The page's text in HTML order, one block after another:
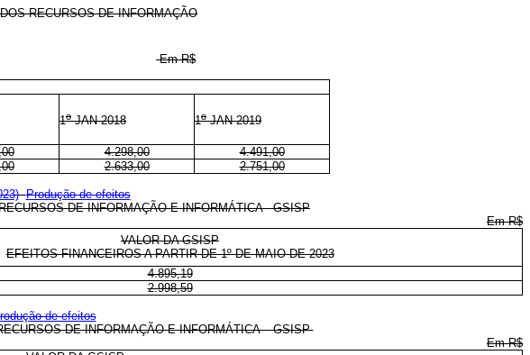
RECURSOS DE INFORMAÇÃO
Em R$
1oJAN 2018 1oJAN 2019
4.298,00
4.491,00
2.633,00
2.751,00
Produção de efeitos
DE INFORMAÇÃO E INFORMÁTICA - GSISP
Em R$
VALOR DA GSISP
EFEITOS FINANCEIROS A PARTIR DE 1º DE MAIO DE 2023
4.895,19
2.998,59
de efeitos
DE INFORMAÇÃO E INFORMÁTICA – GSISP
Em R$